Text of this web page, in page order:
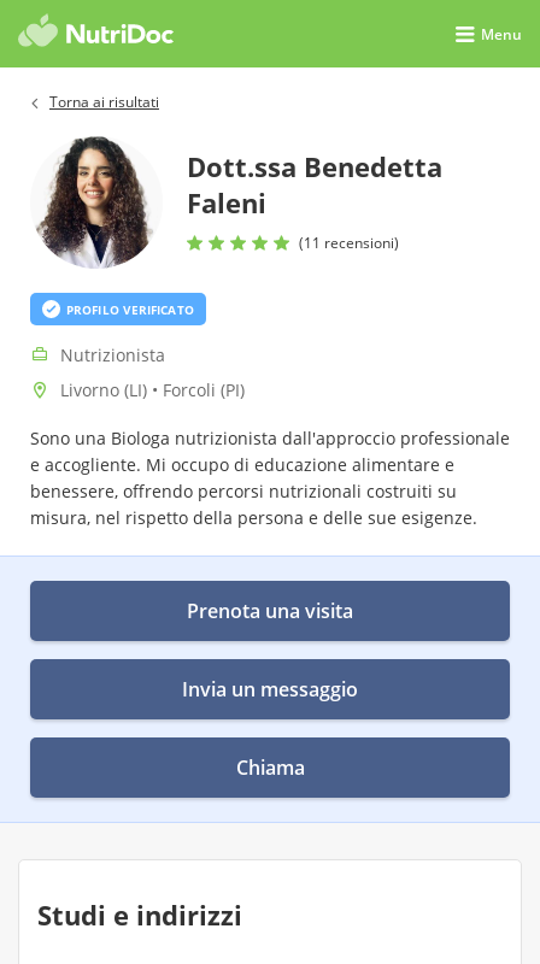
Menu
Torna ai risultati
Dott.ssa Benedetta
Faleni
(11 recensioni)
PROFILO VERIFICATO
Nutrizionista
Livorno (LI) • Forcoli (PI)
Sono una Biologa nutrizionista dall'approccio professionale
e accogliente. Mi occupo di educazione alimentare e
benessere, offrendo percorsi nutrizionali costruiti su
misura, nel rispetto della persona e delle sue esigenze.
Prenota una visita
Invia un messaggio
Chiama
Studi e indirizzi